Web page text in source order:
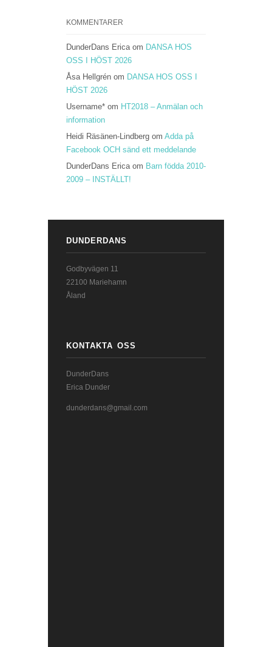
KOMMENTARER
DunderDans Ericaom DANSA HOS
OSS I HÖST 2026
Åsa Hellgrén om DANSA HOS OSS I
HÖST 2026
Username* om HT2018 – Anmälan och
information
Heidi Räsänen-Lindberg om Adda på
Facebook OCH sänd ett meddelande
DunderDans Ericaom Barn födda 2010-
2009 – INSTÄLLT!
DUNDERDANS
Godbyvägen 11
22100 Mariehamn
Åland
KONTAKTA OSS
DunderDans
Erica Dunder
dunderdans@gmail.com